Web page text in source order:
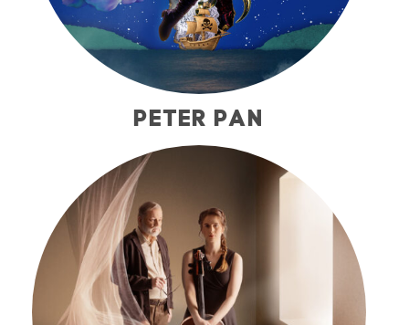
PETER PAN